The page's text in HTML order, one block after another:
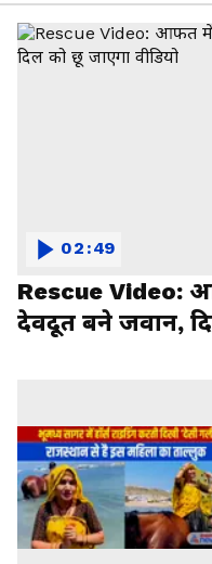
Rescue Video:
देवदूत बने जवान,
02:49